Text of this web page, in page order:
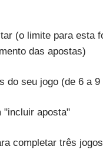
(o limite para esta
das apostas)
do seu jogo (de 6 a
"incluir aposta"
completar três